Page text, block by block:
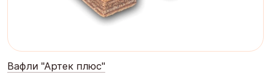
Вафли "Артек плюс"